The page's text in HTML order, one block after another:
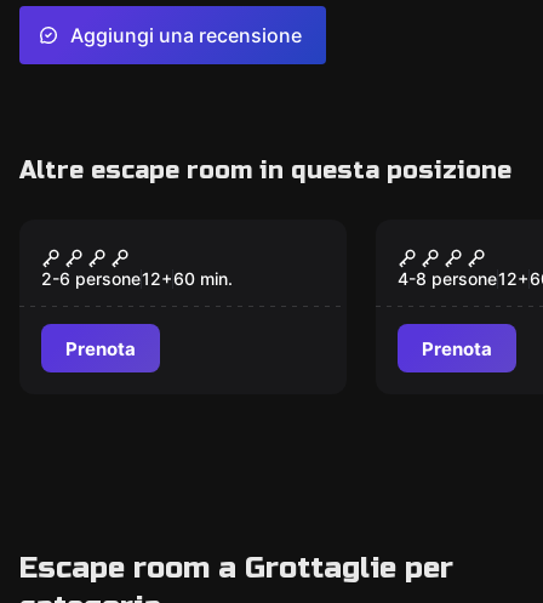
Aggiungi una recensione
Altre escape room in questa posizione
Escape the Worlds
2-6 persone12+60 min.
Prenota
IL DELIRIO
4-8 persone12+
Prenota
Escape room a Grottaglie per